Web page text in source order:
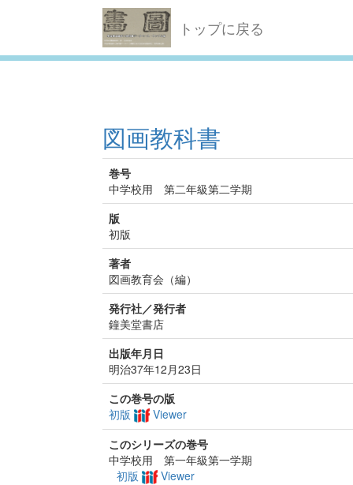
トップに戻る
図画教科書
巻号
中学校用 第二年級第二学期
版
初版
著者
図画教育会（編）
発行社／発行者
鐘美堂書店
出版年月日
明治37年12月23日
この巻号の版
初版
Viewer
このシリーズの巻号
中学校用 第一年級第一学期
初版
Viewer